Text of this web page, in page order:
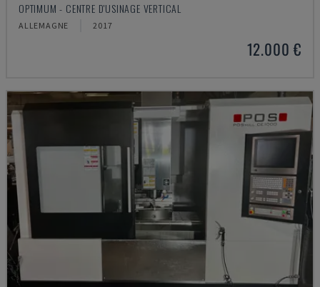
OPTIMUM - CENTRE D'USINAGE VERTICAL
ALLEMAGNE 2017
12.000 €